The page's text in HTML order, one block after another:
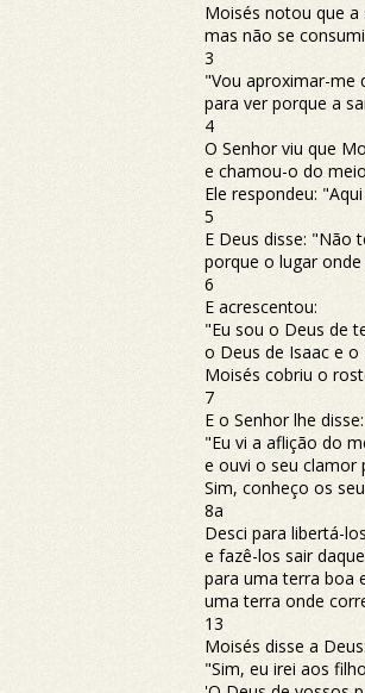
Moisés notou que a
mas não se
3
"Vou aproximar-me
para ver porque a
4
O Senhor viu que
e chamou-o do
Ele respondeu:
5
E Deus disse: "Não
porque o lugar
6
E acrescentou:
"Eu sou o Deus de
o Deus de Isaac e o
Moisés cobriu o
7
E o Senhor lhe disse:
"Eu vi a aflição do
e ouvi o seu clamor
Sim, conheço os
8a
Desci para libertá-
e fazê-los sair
para uma terra boa
uma terra onde
13
Moisés disse a Deus:
"Sim, eu irei aos